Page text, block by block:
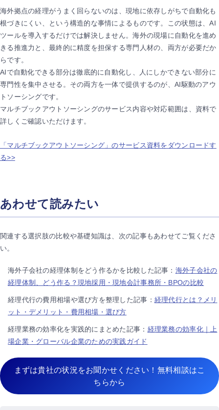
海外拠点の経理がうまく回らないのは、現地に依存しがちで自動化も
根づきにくい、という構造的な事情によるものです。この状態は、AI
ツールを導入するだけでは解決しません。海外の現場に自動化を進め
きる推進力と、最終的に精度を担保する専門人材の、両方が必要だか
らです。
AIで自動化できる部分は徹底的に自動化し、人にしかできない部分に
専門性を集中させる。その両方を一体で提供するのが、AI駆動のアウ
トソーシングです。
マルチブックアウトソーシングのサービス内容や対応範囲は、資料で
詳しくご確認いただけます。
「マルチブックアウトソーシング」のサービス資料をダウンロードす
る>>
あわせて読みたい
関連する選択肢の比較や基礎知識は、次の記事もあわせてご覧くださ
い。
海外子会社の経理体制をどう作るかを比較した記事： 海外子会社の
経理体制、どう作る？現地採用・現地会計事務所・BPOの比較
経理代行の費用相場や選び方を整理した記事： 経理代行とは？メリ
ット・デメリット・費用相場・選び方
経理業務の効率化を実践的にまとめた記事： 経理業務の効率化｜上
場企業・グローバル企業のための実践ガイド
まずは貴社の状況をお聞かせください！無料相談はこ
ちらから